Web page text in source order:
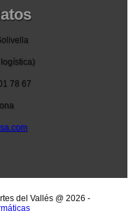
78 67
del Vallés @ 2026 -